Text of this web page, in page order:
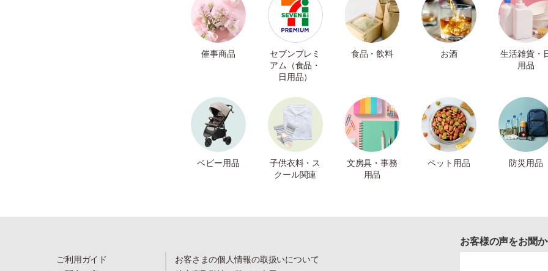
催事商品
セブンプレミ
アム（食品・
日用品）
食品・飲料 お酒
生活雑貨・
用品
ベビー用品
子供衣料・ス
クール関連
文房具・事務
用品
ペット用品 防災用品
ご利用ガイド
お客さまの個人情報の取扱いについて
お客様の声をお聞